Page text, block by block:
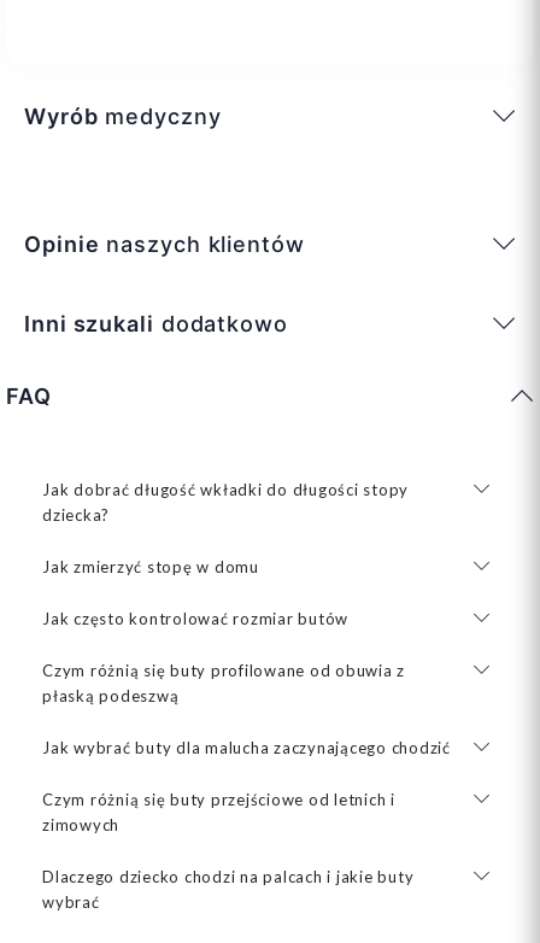
Wyrób medyczny
Opinie naszych klientów
Inni szukali dodatkowo
FAQ
Jak dobrać długość wkładki do długości stopy
dziecka?
Jak zmierzyć stopę w domu
Jak często kontrolować rozmiar butów
Czym różnią się buty profilowane od obuwia z
płaską podeszwą
Jak wybrać buty dla malucha zaczynającego chodzić
Czym różnią się buty przejściowe od letnich i
zimowych
Dlaczego dziecko chodzi na palcach i jakie buty
wybrać